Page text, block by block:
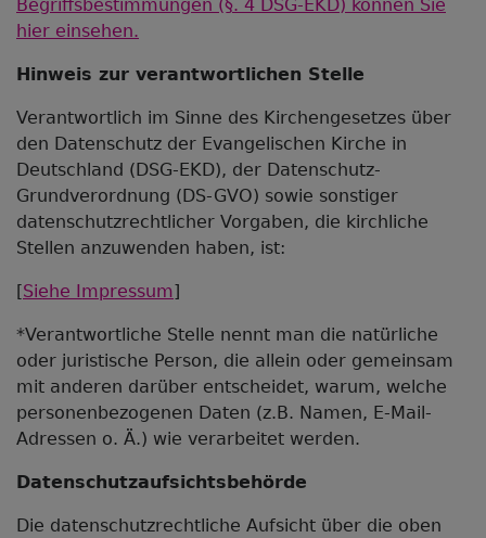
Begriffsbestimmungen (§. 4 DSG-EKD) können Sie
hier einsehen.
Hinweis zur verantwortlichen Stelle
Verantwortlich im Sinne des Kirchengesetzes über
den Datenschutz der Evangelischen Kirche in
Deutschland (DSG-EKD), der Datenschutz-
Grundverordnung (DS-GVO) sowie sonstiger
datenschutzrechtlicher Vorgaben, die kirchliche
Stellen anzuwenden haben, ist:
[Siehe Impressum]
*Verantwortliche Stelle nennt man die natürliche
oder juristische Person, die allein oder gemeinsam
mit anderen darüber entscheidet, warum, welche
personenbezogenen Daten (z.B. Namen, E-Mail-
Adressen o. Ä.) wie verarbeitet werden.
Datenschutzaufsichtsbehörde
Die datenschutzrechtliche Aufsicht über die oben